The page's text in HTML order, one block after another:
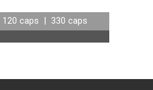
120 caps | 330 caps